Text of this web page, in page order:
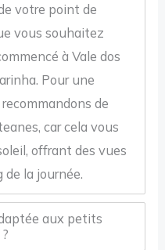
votre point de
vous souhaitez
à Vale dos
Pour une
de
car cela vous
offrant des vues
la journée.
aux petits